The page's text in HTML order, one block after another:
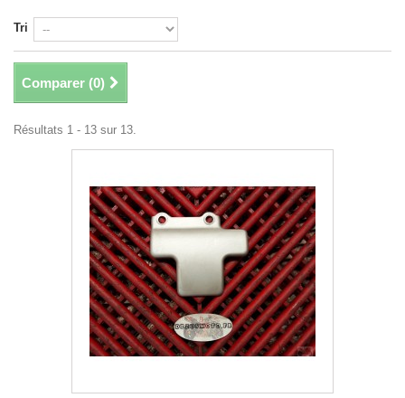
Tri
Comparer (0)
Résultats 1 - 13 sur 13.